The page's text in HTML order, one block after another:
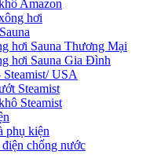
Amazon
hơi
hơi Sauna Thương Mại
hơi Sauna Gia Đình
Steamist/ USA
Steamist
Steamist
phụ kiện
chống nước